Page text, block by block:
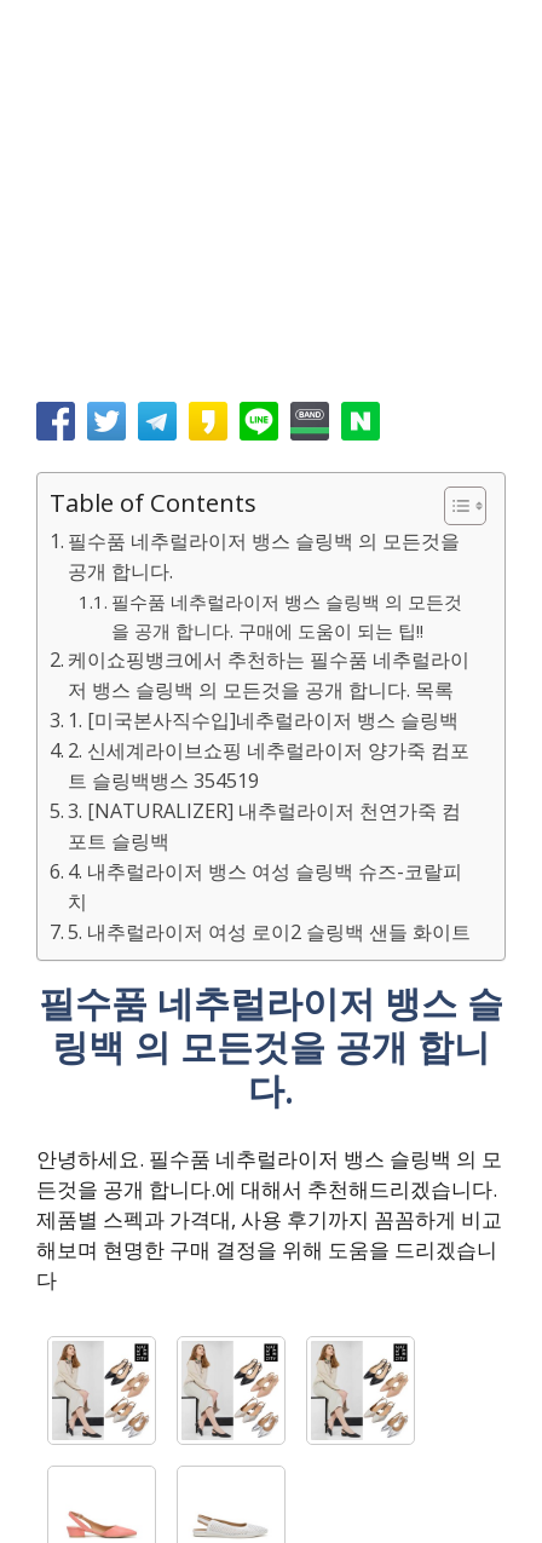
Table of Contents
필수품 네추럴라이저 뱅스 슬링백 의 모든것을
공개 합니다.
필수품 네추럴라이저 뱅스 슬링백 의 모든것
을 공개 합니다. 구매에 도움이 되는 팁!!
케이쇼핑뱅크에서 추천하는 필수품 네추럴라이
저 뱅스 슬링백 의 모든것을 공개 합니다. 목록
1. [미국본사직수입]네추럴라이저 뱅스 슬링백
2. 신세계라이브쇼핑 네추럴라이저 양가죽 컴포
트 슬링백뱅스 354519
3. [NATURALIZER] 내추럴라이저 천연가죽 컴
포트 슬링백
4. 내추럴라이저 뱅스 여성 슬링백 슈즈-코랄피
치
5. 내추럴라이저 여성 로이2 슬링백 샌들 화이트
필수품 네추럴라이저 뱅스 슬
링백 의 모든것을 공개 합니
다.
안녕하세요. 필수품 네추럴라이저 뱅스 슬링백 의 모
든것을 공개 합니다.에 대해서 추천해드리겠습니다.
제품별 스펙과 가격대, 사용 후기까지 꼼꼼하게 비교
해보며 현명한 구매 결정을 위해 도움을 드리겠습니
다